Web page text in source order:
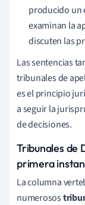
producido un
examinan la
discuten las
Las sentencias
tribunales de
es el principio
a seguir la
de decisiones.
Tribunales de
primera
La columna
numerosos